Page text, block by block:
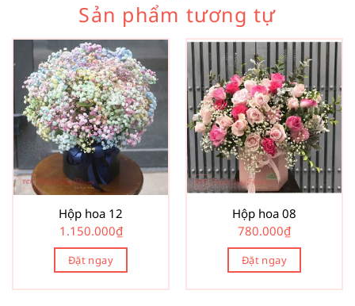
Sản phẩm tương tự
Hộp hoa 12
1.150.000₫
Đặt ngay
Hộp hoa 08
780.000₫
Đặt ngay